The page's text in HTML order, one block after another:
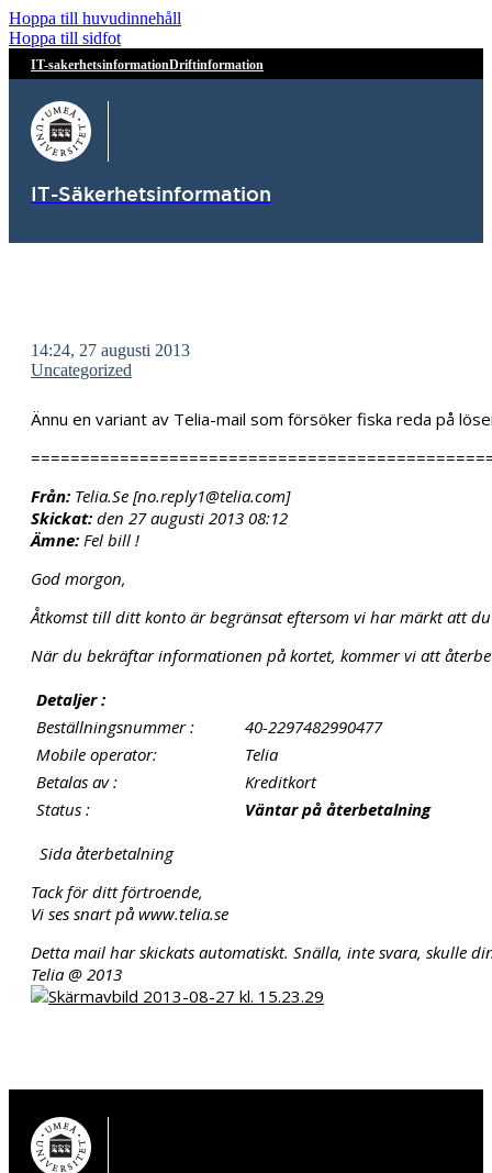
Hoppa till huvudinnehåll
Hoppa till sidfot
IT-sakerhetsinformationDriftinformation
IT-Säkerhetsinformation
14:24, 27 augusti 2013
Uncategorized
Ännu en variant av Telia-mail som försöker fiska reda på
Från: Telia.Se [no.reply1@telia.com]
Skickat: den 27 augusti 2013 08:12
Ämne: Fel bill !
God morgon,
Åtkomst till ditt konto är begränsat eftersom vi har märkt att
När du bekräftar informationen på kortet, kommer vi att
Detaljer :
Beställningsnummer :
40-2297482990477
Mobile operator:
Telia
Betalas av :
Kreditkort
Status :
Väntar på återbetalning
Sida återbetalning
Tack för ditt förtroende,
Vi ses snart på www.telia.se
Detta mail har skickats automatiskt. Snälla, inte svara, skulle
Telia @ 2013